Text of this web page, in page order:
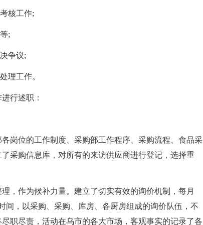
核工作;
;
争议;
理工作。
行述职：
岗位的工作制度、采购部工作程序、采购流程、食品采
采购信息库，对所有的来访供应商进行登记，选择重
，作为候补力量。建立了切实有效的询价机制，每月
间，以采购、采购、库房、各厨房组成的询价队伍，不
职尽责，活动在乌市的各大市场，客观事实的记录了各